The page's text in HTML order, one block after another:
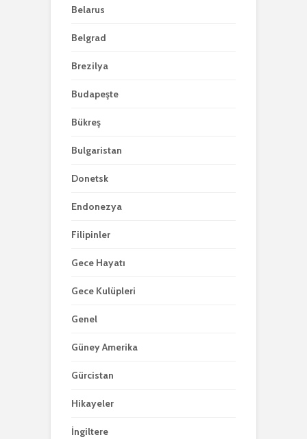
Belarus
Belgrad
Brezilya
Budapeşte
Bükreş
Bulgaristan
Donetsk
Endonezya
Filipinler
Gece Hayatı
Gece Kulüpleri
Genel
Güney Amerika
Gürcistan
Hikayeler
İngiltere